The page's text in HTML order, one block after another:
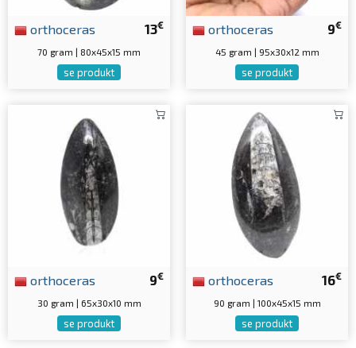
13€
orthoceras
70 gram | 80x45x15 mm
se produkt
9€
orthoceras
45 gram | 95x30x12 mm
se produkt
9€
orthoceras
30 gram | 65x30x10 mm
se produkt
16€
orthoceras
90 gram | 100x45x15 mm
se produkt